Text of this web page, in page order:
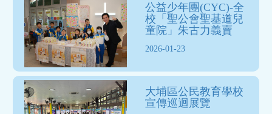
公益少年團(CYC)-全
校「聖公會聖基道兒
童院」朱古力義賣
2026-01-23
大埔區公民教育學校
宣傳巡迴展覽